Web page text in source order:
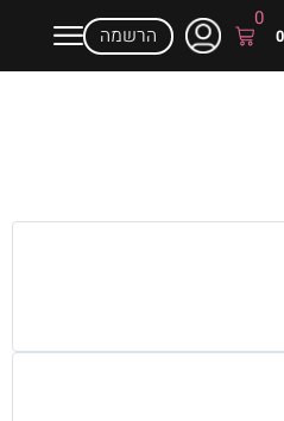
הרשמה
0